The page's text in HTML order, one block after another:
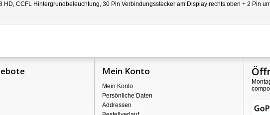
HD, CCFL Hintergrundbeleuchtung, 30 Pin Verbindungsstecker am Display rechts oben + 2 Pin
Mein Konto
Mein Konto
Persönliche Daten
Addressen